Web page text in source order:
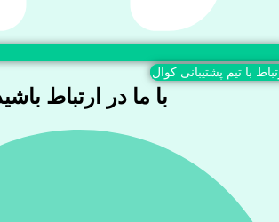
با تیم پشتیبانی کوال
با ما در ارتباط